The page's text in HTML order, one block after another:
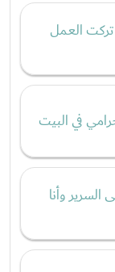
تركت العمل
في البيت
وأنا